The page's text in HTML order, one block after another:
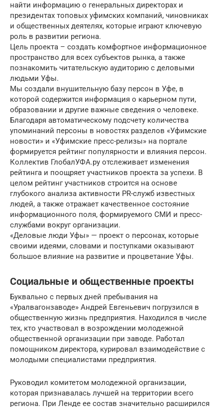
найти информацию о генеральных директорах и
президентах топовых уфимских компаний, чиновниках
и общественных деятелях, которые играют ключевую
роль в развитии региона.
Цель проекта – создать комфортное информационное
пространство для всех субъектов рынка, а также
познакомить читательскую аудиторию с деловыми
людьми Уфы.
Мы создали внушительную базу персон в Уфе, в
которой содержится информация о карьерном пути,
образовании и другие важные сведения о человеке.
Благодаря автоматическому подсчету количества
упоминаний персоны в новостях разделов «Уфимские
новости» и «Уфимские пресс-релизы» на портале
формируется рейтинг популярности и влияния персон.
Коллектив ГлобалУФА.ру отслеживает изменения
рейтинга и поощряет участников проекта за успехи. В
целом рейтинг участников строится на основе
глубокого анализа активности PR-служб известных
людей, а также отражает качественное состояние
информационного поля, формируемого СМИ и пресс-
службами вокруг организации.
«Деловые люди Уфы» — проект о персонах, которые
своими идеями, словами и поступками оказывают
большое влияние на развитие и процветание Уфы.
Социальные и общественные проекты
Буквально с первых дней пребывания на
«Уралвагонзаводе» Андрей Евгеньевич погрузился в
общественную жизнь предприятия. Находился в числе
тех, кто участвовал в возрождении молодежной
общественной организации при заводе. Работал
помощником директора, курировал взаимодействие с
молодыми специалистами предприятия.
Руководил комитетом молодежной организации,
которая признавалась лучшей на территории всего
региона. При Ленде ее состав значительно расширился